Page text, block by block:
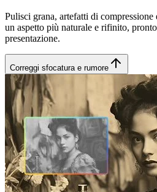
Pulisci grana, artefatti di compressione
un aspetto più naturale e rifinito,
presentazione.
Correggi sfocatura e rumore